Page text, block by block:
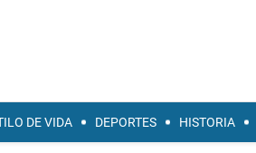
DE VIDA DEPORTES HISTORIA